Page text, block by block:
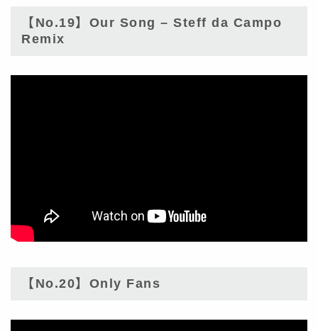
【No.19】Our Song – Steff da Campo
Remix
【No.20】Only Fans